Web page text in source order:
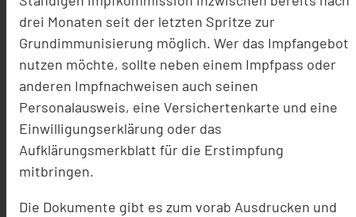
drei Monaten seit der letzten Spritze zur
Grundimmunisierung möglich. Wer das Impfangebot
nutzen möchte, sollte neben einem Impfpass oder
anderen Impfnachweisen auch seinen
Personalausweis, eine Versichertenkarte und eine
Einwilligungserklärung oder das
Aufklärungsmerkblatt für die Erstimpfung
mitbringen.
Die Dokumente gibt es zum vorab Ausdrucken und